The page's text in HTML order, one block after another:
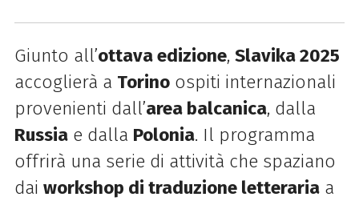
Giunto all’ottava edizione, Slavika 2025
accoglierà a Torinoospiti internazionali
provenienti dall’area balcanica, dalla
Russiae dalla Polonia. Il programma
offrirà una serie di attività che spaziano
dai workshop di traduzione letterariaa